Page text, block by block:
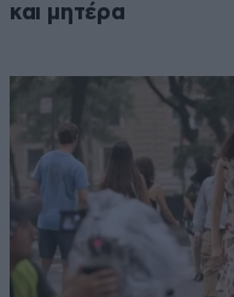
και μητέρα